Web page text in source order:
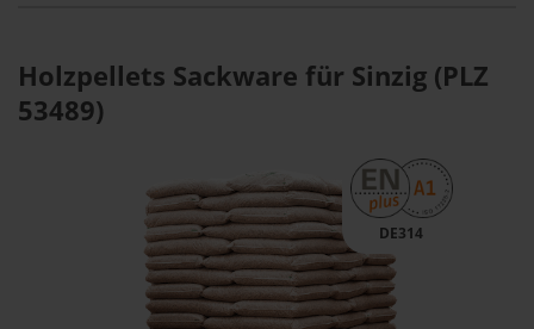
Holzpellets Sackware für Sinzig (PLZ
53489)
DE314